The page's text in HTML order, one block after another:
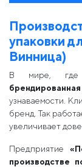
упаковки
Винница)
В мире, где
брендированная
узнаваемости.
бренд. Так
увеличивает
Предприятие
производстве